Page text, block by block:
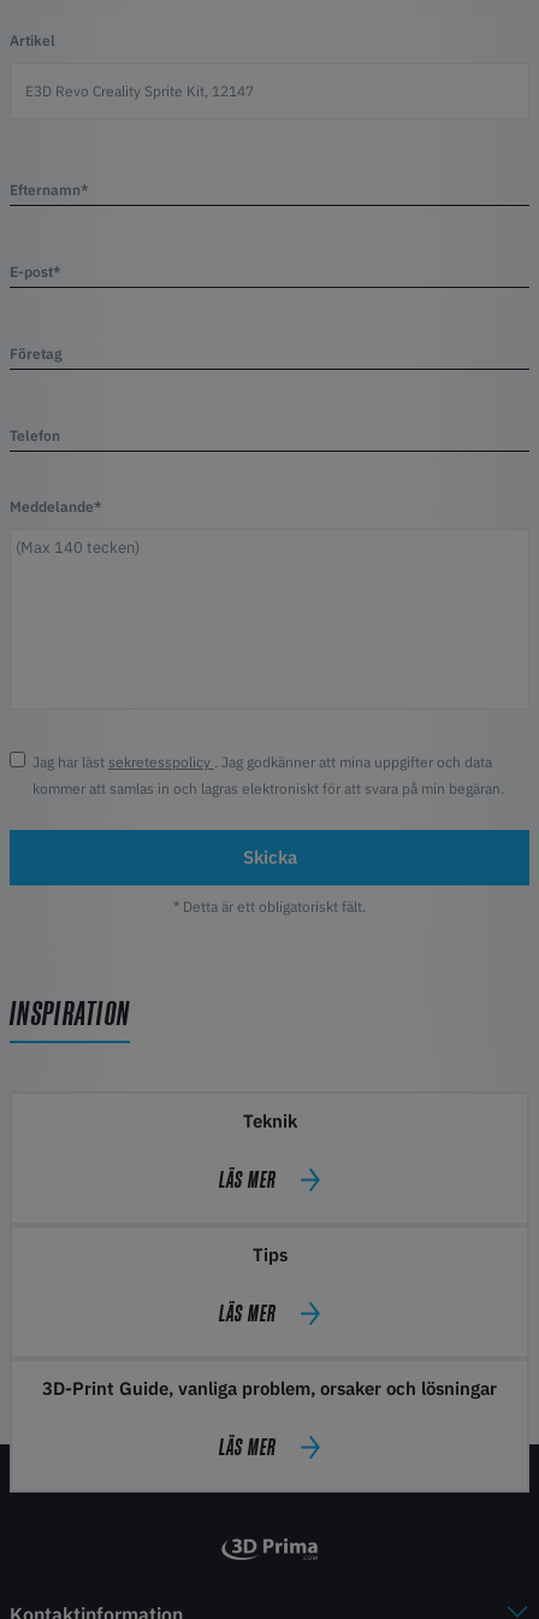
Artikel
Efternamn*
E-post*
Företag
Telefon
Meddelande*
Jag har läst sekretesspolicy . Jag godkänner att mina uppgifter och data
kommer att samlas in och lagras elektroniskt för att svara på min begäran.
Skicka
* Detta är ett obligatoriskt fält.
INSPIRATION
Teknik
LÄS MER
Tips
LÄS MER
3D-Print Guide, vanliga problem, orsaker och lösningar
LÄS MER